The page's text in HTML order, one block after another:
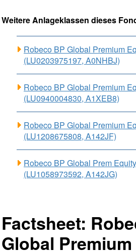
Weitere Anlageklassen dieses
Robeco BP Global Premium
(LU0203975197, A0NHBJ)
Robeco BP Global Premium
(LU0940004830, A1XEB8)
Robeco BP Global Premium
(LU1208675808, A142JF)
Robeco BP Global Prem
(LU1058973592, A142JG)
Factsheet:
Global